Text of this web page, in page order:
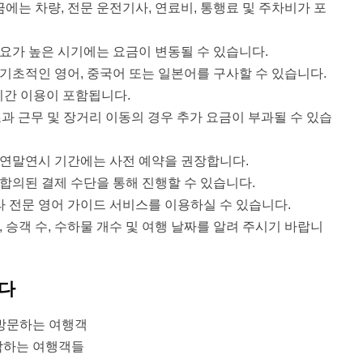
는 차량, 전문 운전기사, 연료비, 통행료 및 주차비가 포
가 높은 시기에는 요금이 변동될 수 있습니다.
초적인 영어, 중국어 또는 일본어를 구사할 수 있습니다.
이용이 포함됩니다.
근무 및 장거리 이동의 경우 추가 요금이 부과될 수 있습
말연시 기간에는 사전 예약을 권장합니다.
의된 결제 수단을 통해 진행할 수 있습니다.
문 영어 가이드 서비스를 이용하실 수 있습니다.
객 수, 수하물 개수 및 여행 날짜를 알려 주시기 바랍니
문하는 여행객
는 여행객들